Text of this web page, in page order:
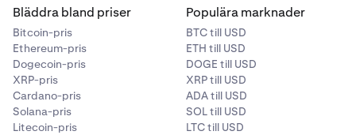
Bläddra bland priser
Bitcoin-pris
Ethereum-pris
Dogecoin-pris
XRP-pris
Cardano-pris
Solana-pris
Litecoin-pris
Populära marknader
BTC till USD
ETH till USD
DOGE till USD
XRP till USD
ADA till USD
SOL till USD
LTC till USD